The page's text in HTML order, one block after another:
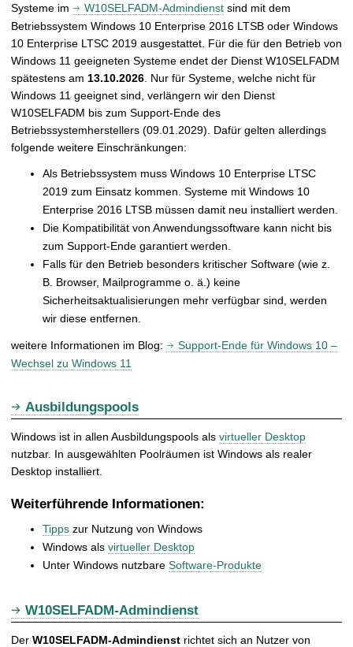
Systeme im W10SELFADM-Admindienst sind mit dem
Betriebssystem Windows 10 Enterprise 2016 LTSB oder Windows
10 Enterprise LTSC 2019 ausgestattet. Für die für den Betrieb von
Windows 11 geeigneten Systeme endet der Dienst W10SELFADM
spätestens am 13.10.2026 . Nur für Systeme, welche nicht für
Windows 11 geeignet sind, verlängern wir den Dienst
W10SELFADM bis zum Support-Ende des
Betriebssystemherstellers (09.01.2029). Dafür gelten allerdings
folgende weitere Einschränkungen:
Als Betriebssystem muss Windows 10 Enterprise LTSC
2019 zum Einsatz kommen. Systeme mit Windows 10
Enterprise 2016 LTSB müssen damit neu installiert werden.
Die Kompatibilität von Anwendungssoftware kann nicht bis
zum Support-Ende garantiert werden.
Falls für den Betrieb besonders kritischer Software (wie z.
B. Browser, Mailprogramme o. ä.) keine
Sicherheitsaktualisierungen mehr verfügbar sind, werden
wir diese entfernen.
weitere Informationen im Blog:
Support-Ende für Windows 10 –
Wechsel zu Windows 11
Ausbildungspools
Windows ist in allen Ausbildungspools als virtueller Desktop
nutzbar. In ausgewählten Poolräumen ist Windows als realer
Desktop installiert.
Weiterführende Informationen:
Tipps zur Nutzung von Windows
Windows als virtueller Desktop
Unter Windows nutzbare Software-Produkte
W10SELFADM-Admindienst
Der W10SELFADM-Admindienst richtet sich an Nutzer von